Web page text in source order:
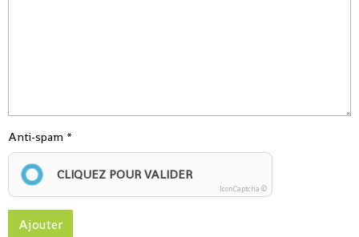
Anti-spam
CLIQUEZ POUR VALIDER
IconCaptcha ©
Ajouter